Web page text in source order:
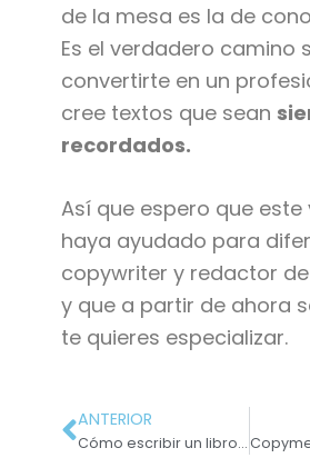
de la mesa es la de
Es el verdadero camino
convertirte en un
cree textos que sean
recordados.
Así que espero que
haya ayudado para
copywriter y redactor
y que a partir de ahora
te quieres especializar.
ANTERIOR
Cómo escribir un libro #6: El impacto del lector beta para pulir tu obra